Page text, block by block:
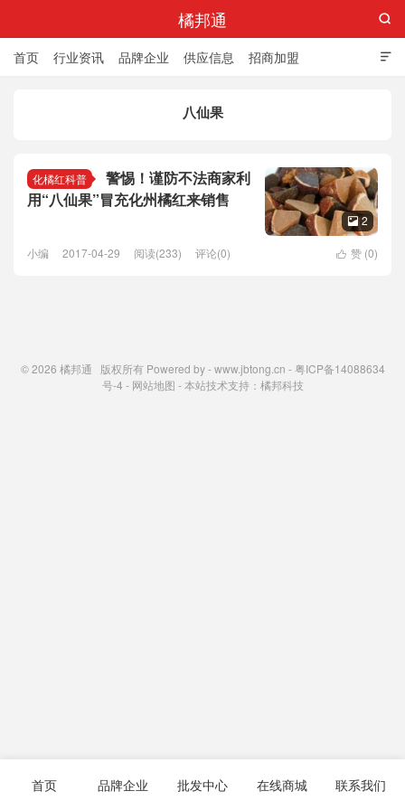
橘邦通

首页 行业资讯 品牌企业 供应信息 招商加盟

八仙果
化橘红科普
警惕！谨防不法商家利
用“八仙果”冒充化州橘红来销售
 2
 赞 (0)
小编 2017-04-29 阅读(233) 评论(0)
© 2026 橘邦通 版权所有 Powered by -www.jbtong.cn -粤ICP备14088634
号-4 - 网站地图 - 本站技术支持： 橘邦科技
首页 品牌企业 批发中心 在线商城 联系我们